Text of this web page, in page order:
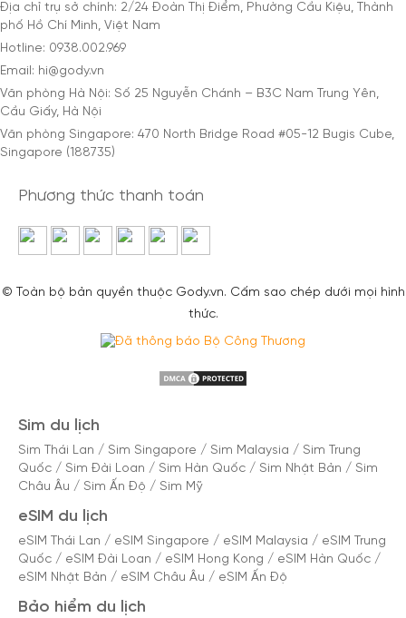
Địa chỉ trụ sở chính: 2/24 Đoàn Thị Điểm, Phường Cầu Kiệu, Thành
phố Hồ Chí Minh, Việt Nam
Hotline: 0938.002.969
Email: hi@gody.vn
Văn phòng Hà Nội: Số 25 Nguyễn Chánh – B3C Nam Trung Yên,
Cầu Giấy, Hà Nội
Văn phòng Singapore: 470 North Bridge Road #05-12 Bugis Cube,
Singapore (188735)
Phương thức thanh toán
© Toàn bộ bản quyền thuộc Gody.vn. Cấm sao chép dưới mọi hình
thức.
Sim du lịch
Sim Thái Lan / Sim Singapore / Sim Malaysia / Sim Trung
Quốc / Sim Đài Loan / Sim Hàn Quốc / Sim Nhật Bản / Sim
Châu Âu / Sim Ấn Độ / Sim Mỹ
eSIM du lịch
eSIM Thái Lan / eSIM Singapore / eSIM Malaysia / eSIM Trung
Quốc / eSIM Đài Loan / eSIM Hong Kong / eSIM Hàn Quốc /
eSIM Nhật Bản / eSIM Châu Âu / eSIM Ấn Độ
Bảo hiểm du lịch